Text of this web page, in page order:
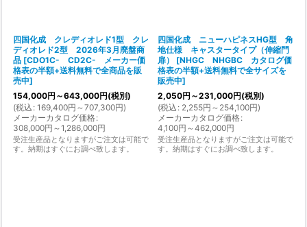
四国化成 クレディオレド1型 クレ
ディオレド2型 2026年3月廃盤商
品 [CDO1C- CD2C- メーカー価
格表の半額+送料無料で全商品を販
売中]
154,000円 ～643,000円(税別)
(税込 : 169,400円 ～707,300円)
メーカーカタログ価格:
308,000円 ～1,286,000円
受注生産品となりますがご注文は可能で
す。納期はすぐにお調べ致します。
四国化成 ニューハピネスHG型 角
地仕様 キャスタータイプ（伸縮門
扉）
[NHGC NHGBC カタログ価
格表の半額+送料無料で全サイズを
販売中]
2,050円 ～231,000円(税別)
(税込 : 2,255円 ～254,100円)
メーカーカタログ価格:
4,100円 ～462,000円
受注生産品となりますがご注文は可能で
す。納期はすぐにお調べ致します。